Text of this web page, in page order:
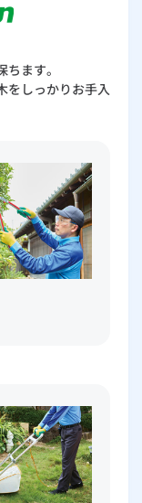
ます。
をしっかりお手入